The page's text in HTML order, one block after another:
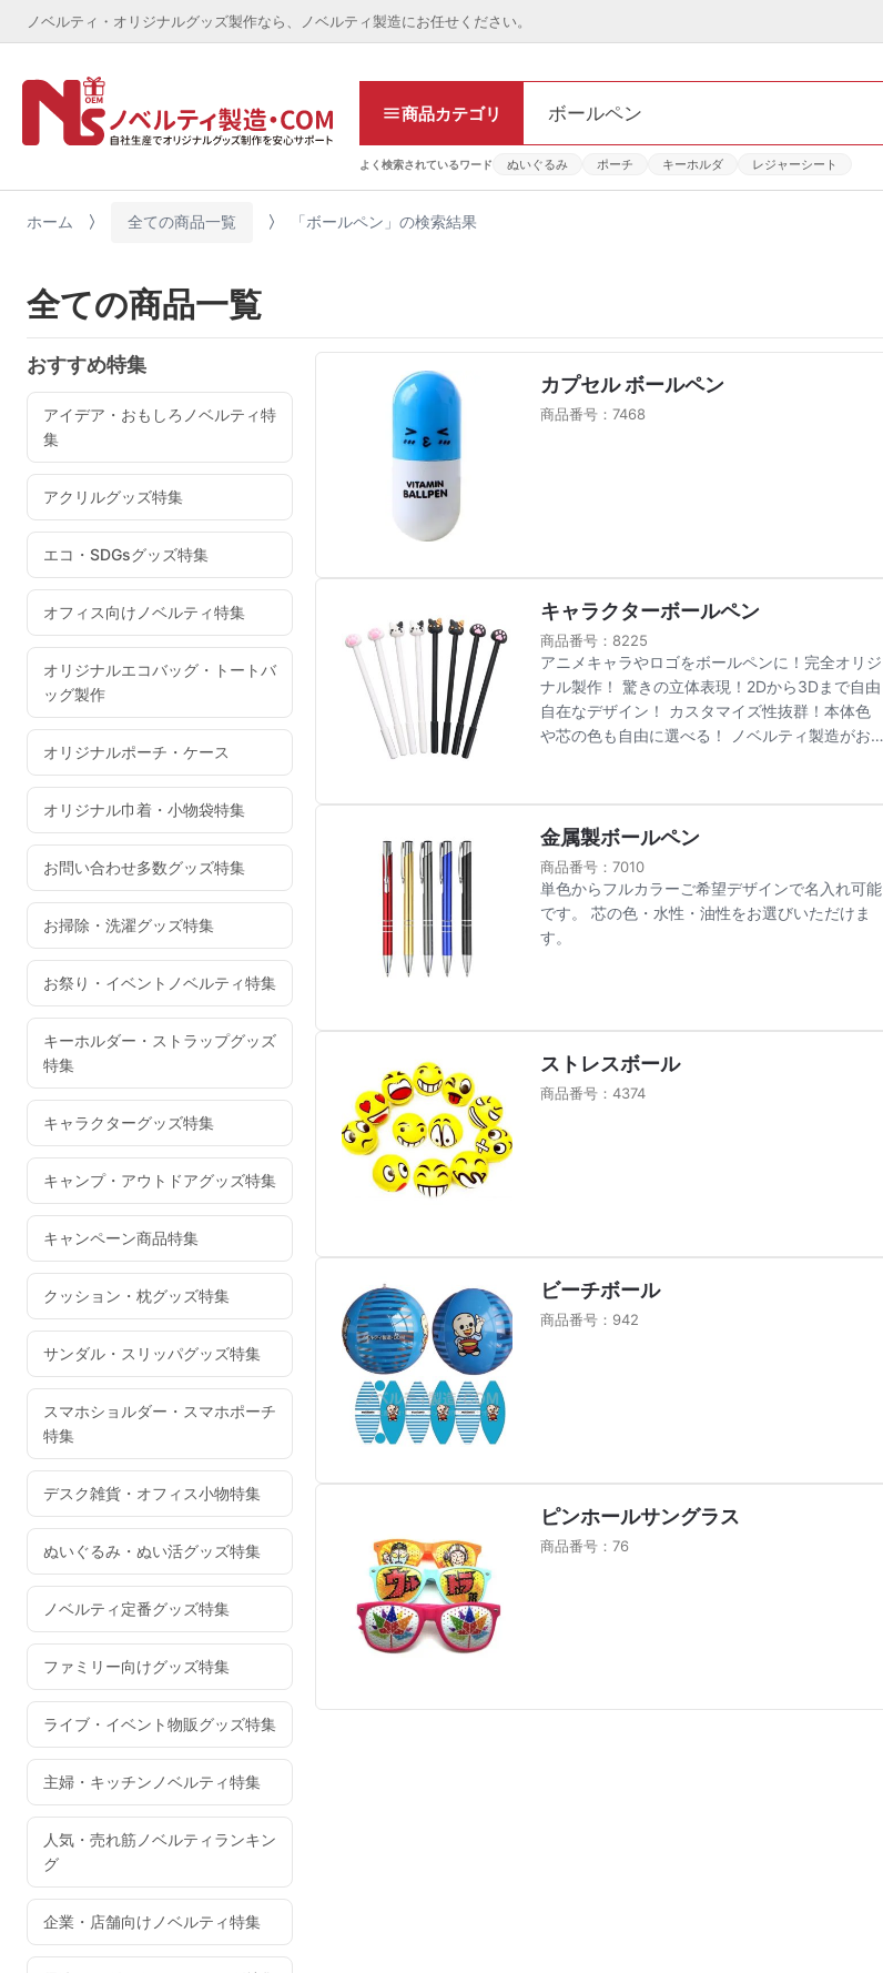
ノベルティ・オリジナルグッズ製作なら、ノベルティ製造にお任せください。
商品カテゴリ
よく検索されているワード ぬいぐるみ ポーチ キーホルダ レジャーシート
ホーム 全ての商品一覧 「ボールペン」の検索結果
おすすめ特集
アイデア・おもしろノベルティ特
集
アクリルグッズ特集
エコ・SDGsグッズ特集
オフィス向けノベルティ特集
オリジナルエコバッグ・トートバ
ッグ製作
オリジナルポーチ・ケース
オリジナル巾着・小物袋特集
お問い合わせ多数グッズ特集
お掃除・洗濯グッズ特集
お祭り・イベントノベルティ特集
キーホルダー・ストラップグッズ
特集
キャラクターグッズ特集
キャンプ・アウトドアグッズ特集
キャンペーン商品特集
クッション・枕グッズ特集
サンダル・スリッパグッズ特集
スマホショルダー・スマホポーチ
特集
デスク雑貨・オフィス小物特集
ぬいぐるみ・ぬい活グッズ特集
ノベルティ定番グッズ特集
ファミリー向けグッズ特集
ライブ・イベント物販グッズ特集
主婦・キッチンノベルティ特集
人気・売れ筋ノベルティランキン
グ
企業・店舗向けノベルティ特集
全ての商品一覧
カプセル ボールペン
商品番号：7468
キャラクターボールペン
商品番号：8225
アニメキャラやロゴをボールペンに！完全オリジ
ナル製作！ 驚きの立体表現！2Dから3Dまで自由
自在なデザイン！ カスタマイズ性抜群！本体色
や芯の色も自由に選べる！ ノベルティ製造がお
金属製ボールペン
商品番号：7010
単色からフルカラーご希望デザインで名入れ可能
です。 芯の色・水性・油性をお選びいただけま
す。
ストレスボール
商品番号：4374
ビーチボール
商品番号：942
ピンホールサングラス
商品番号：76